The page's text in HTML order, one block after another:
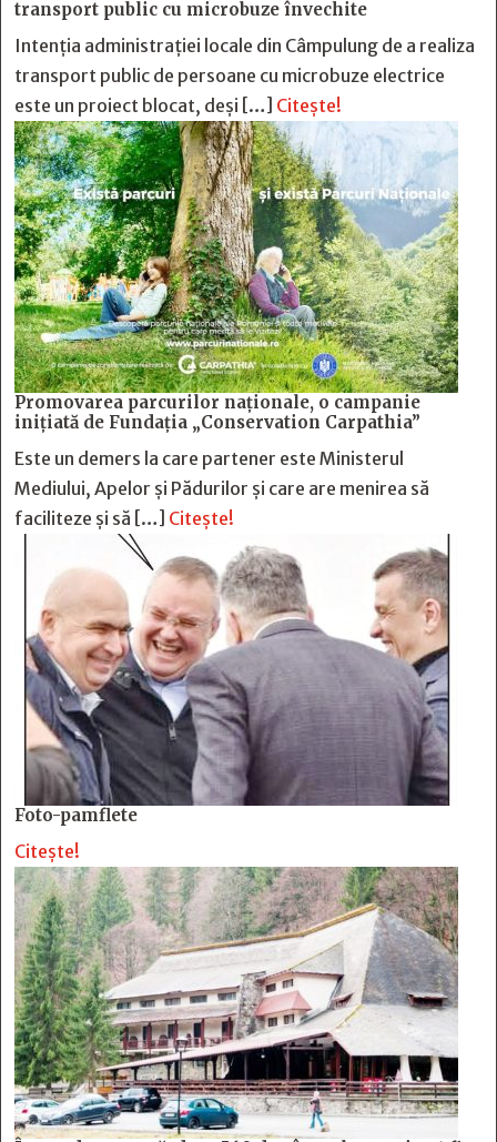
transport public cu microbuze învechite
Intenția administrației locale din Câmpulung de a realiza
transport public de persoane cu microbuze electrice
este un proiect blocat, deși […] Citește!
Promovarea parcurilor naționale, o campanie
inițiată de Fundația „Conservation Carpathia”
Este un demers la care partener este Ministerul
Mediului, Apelor și Pădurilor și care are menirea să
faciliteze și să […] Citește!
Foto-pamflete
Citește!